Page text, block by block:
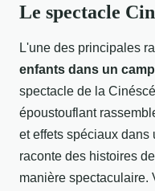
Le spectacle
L'une des principales
enfants dans un
spectacle de la
époustouflant
et effets spéciaux dans
raconte des histoires de
manière spectaculaire.